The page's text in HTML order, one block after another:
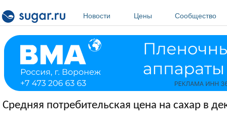
Новости
Цены Сообщество
Средняя потребительская цена на сахар в